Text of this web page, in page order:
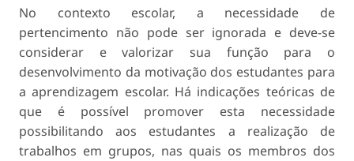
No contexto escolar, a necessidade de
pertencimento não pode ser ignorada e deve-se
considerar e valorizar sua função para o
desenvolvimento da motivação dos estudantes para
a aprendizagem escolar. Há indicações teóricas de
que é possível promover esta necessidade
possibilitando aos estudantes a realização de
trabalhos em grupos, nas quais os membros dos